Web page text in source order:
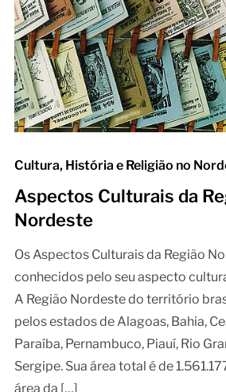
Cultura, História e Religião no
Aspectos Culturais da
Nordeste
Os Aspectos Culturais da Região
conhecidos pelo seu aspecto
A Região Nordeste do território
pelos estados de Alagoas, Bahia,
Paraíba, Pernambuco, Piauí, Rio
Sergipe. Sua área total é de
área da […]